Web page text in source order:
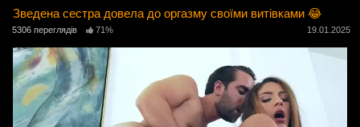
Зведена сестра довела до оргазму своїми витівками 😂
5306 переглядів 71% 19.01.2025